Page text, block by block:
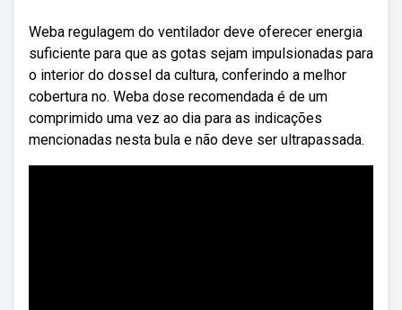
Weba regulagem do ventilador deve oferecer energia
suficiente para que as gotas sejam impulsionadas para
o interior do dossel da cultura, conferindo a melhor
cobertura no. Weba dose recomendada é de um
comprimido uma vez ao dia para as indicações
mencionadas nesta bula e não deve ser ultrapassada.